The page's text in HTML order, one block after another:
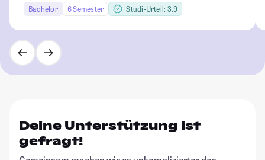
Bachelor 6 Semester Studi-Urteil: 3.9
Deine Unterstützung ist
gefragt!